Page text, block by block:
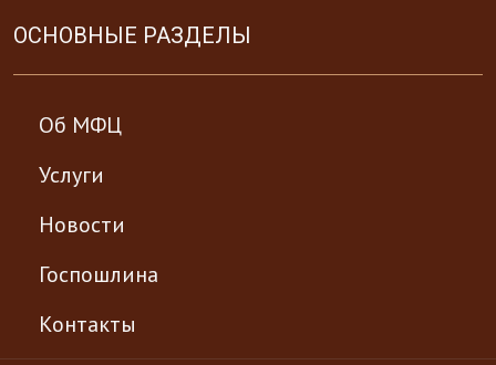
ОСНОВНЫЕ РАЗДЕЛЫ
Об МФЦ
Услуги
Новости
Госпошлина
Контакты